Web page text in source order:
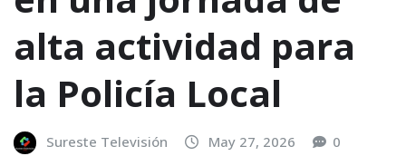
alta actividad para
la Policía Local
Sureste Televisión May 27, 2026 0